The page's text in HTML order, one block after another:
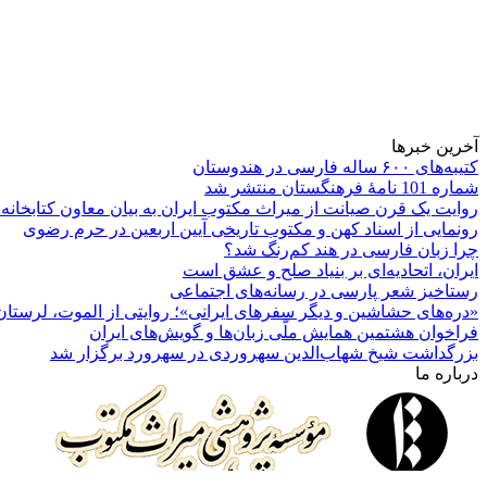
آخرین خبرها
کتیبه‌های ۶۰۰ ساله فارسی در هندوستان
شماره 101 نامۀ فرهنگستان منتشر شد
روایت یک قرن صیانت از میراث مکتوب ایران به بیان معاون
رونمایی از اسناد کهن و مکتوب تاریخی آیین اربعین در حرم رضوی
چرا زبان فارسی در هند کم‌رنگ شد؟
ایران، اتحادیه‌ای بر بنیاد صلح و عشق است
رستاخیز شعر پارسی در رسانه‌های اجتماعی
«دره‌های حشاشین و دیگر سفرهای ایرانی»؛ روایتی از الموت، لرستان
فراخوان هشتمین همایش ملّی زبان‌ها و گویش‌های ایران
بزرگداشت شیخ شهاب‌الدین سهروردی در سهرورد برگزار شد
درباره ما